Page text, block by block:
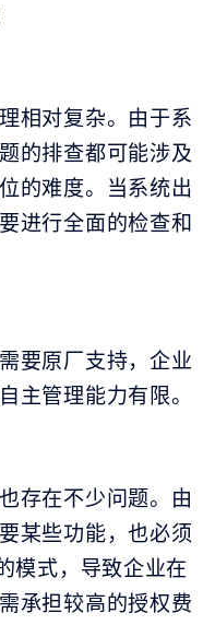
相对复杂。由于系
的排查都可能涉及
的难度。当系统出
进行全面的检查和
要原厂支持，企业
主管理能力有限。
存在不少问题。由
某些功能，也必须
模式，导致企业在
承担较高的授权费